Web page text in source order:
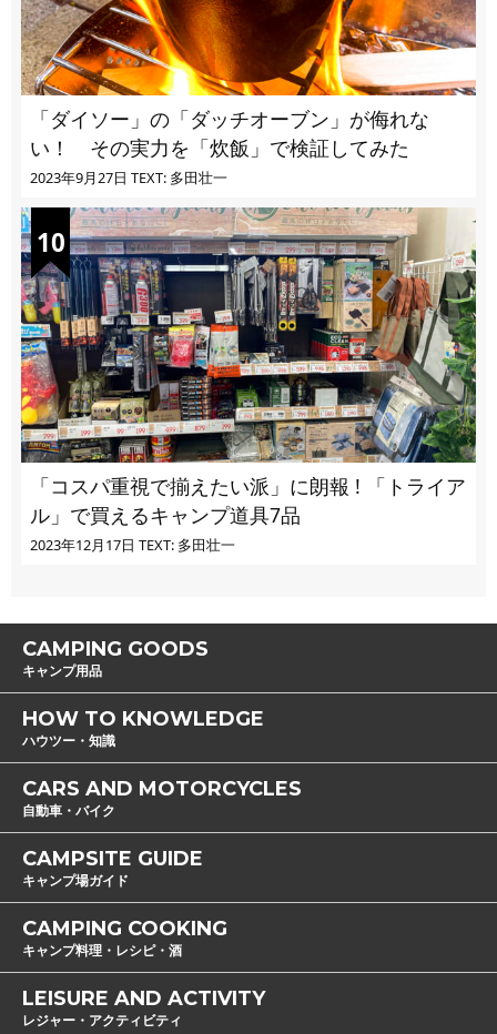
「ダイソー」の「ダッチオーブン」が侮れな
い！ その実力を「炊飯」で検証してみた
2023年9月27日 TEXT: 多田壮一
「コスパ重視で揃えたい派」に朗報 ! 「トライア
ル」で買えるキャンプ道具7品
2023年12月17日 TEXT: 多田壮一
CAMPING GOODS
キャンプ用品
HOW TO KNOWLEDGE
ハウツー・知識
CARS AND MOTORCYCLES
自動車・バイク
CAMPSITE GUIDE
キャンプ場ガイド
CAMPING COOKING
キャンプ料理・レシピ・酒
LEISURE AND ACTIVITY
レジャー・アクティビティ